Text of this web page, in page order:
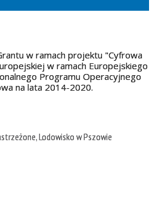
w ramach projektu "Cyfrowa
w ramach Europejskiego
Programu Operacyjnego
na lata 2014-2020.
Lodowisko w Pszowie